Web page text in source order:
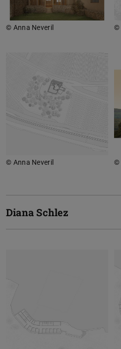
© Anna Neveril ©
© Anna Neveril ©
Diana Schlez